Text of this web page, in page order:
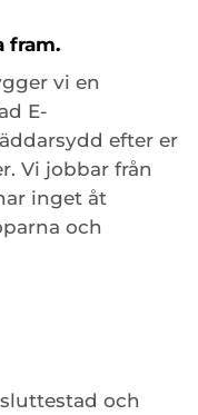
fram.
vi en
E-
efter er
Vi jobbar från
inget åt
och
och